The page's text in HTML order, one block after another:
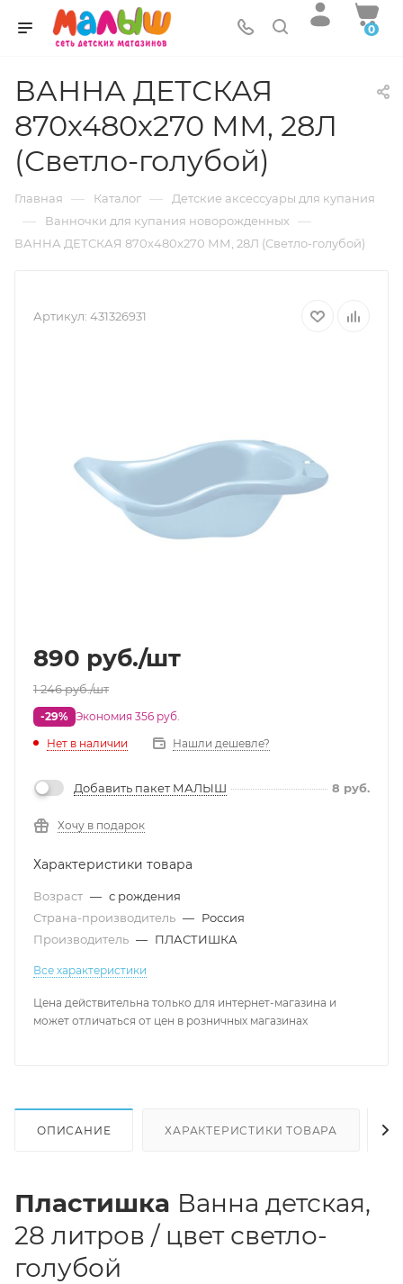
0
ВАННА ДЕТСКАЯ
870х480х270 ММ, 28Л
(Светло-голубой)
Главная — Каталог — Детские аксессуары для купания
— Ванночки для купания новорожденных —
ВАННА ДЕТСКАЯ 870х480х270 ММ, 28Л (Светло-голубой)
Артикул: 431326931
890 руб./шт
1 246руб./шт
-29% Экономия 356 руб.
Нет в наличии
Нашли дешевле?
Добавить пакет МАЛЫШ 8 руб.
Хочу в подарок
Характеристики товара
Возраст — с рождения
Страна-производитель — Россия
Производитель — ПЛАСТИШКА
Все характеристики
Цена действительна только для интернет-магазина и
может отличаться от цен в розничных магазинах
ОПИСАНИЕ ХАРАКТЕРИСТИКИ ТОВАРА
Пластишка Ванна детская,
28 литров / цвет светло-
голубой